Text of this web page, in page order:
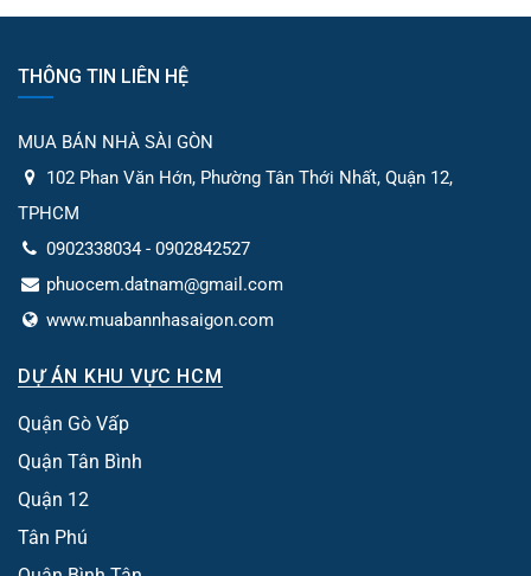
THÔNG TIN LIÊN HỆ
MUA BÁN NHÀ SÀI GÒN
102 Phan Văn Hớn, Phường Tân Thới Nhất, Quận 12,
TPHCM
0902338034 - 0902842527
phuocem.datnam@gmail.com
www.muabannhasaigon.com
DỰ ÁN KHU VỰC HCM
Quận Gò Vấp
Quận Tân Bình
Quận 12
Tân Phú